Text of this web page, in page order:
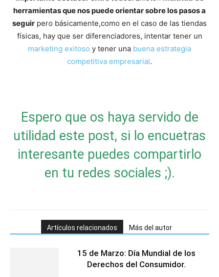
herramientas que nos puede orientar sobre los pasos a
seguir pero básicamente,como en el caso de las tiendas
físicas, hay que ser diferenciadores, intentar tener un
marketing exitoso y tener una buena estrategia
competitiva empresarial.
Espero que os haya servido de
utilidad este post, si lo encuetras
interesante puedes compartirlo
en tu redes sociales ;).
Artículos relacionados Más del autor
15 de Marzo: Día Mundial de los
Derechos del Consumidor.